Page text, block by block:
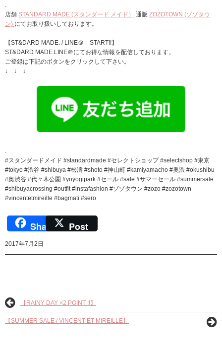
.
店舗 STANDARD MADE (スタンダード メイド） 通販 ZOZOTOWN (ゾゾタウ
ン) にてお取り扱いしております。
.
【ST&DARD MADE. / LINE＠ START!!】
ST&DARD MADE.LINE＠にてお得な情報を配信しております。
ご登録は下記のボタンをクリックして下さい。
↓ ↓ ↓
.
#スタンダードメイド #standardmade #セレクトショップ #selectshop #東京
#tokyo #渋谷 #shibuya #松濤 #shoto #神山町 #kamiyamacho #奥渋 #okushibu
#奥渋谷 #代々木公園 #yoyogipark #セール #sale #サマーセール #summersale
#shibuyacrossing #outfit #instafashion #ゾゾタウン #zozo #zozotown
#vincentetmireille #bagmati #sero
Share Post
2017年7月2日
【RAINY DAY ×2 POINT !!】
【SUMMER SALE / VINCENT ET MIREILLE】